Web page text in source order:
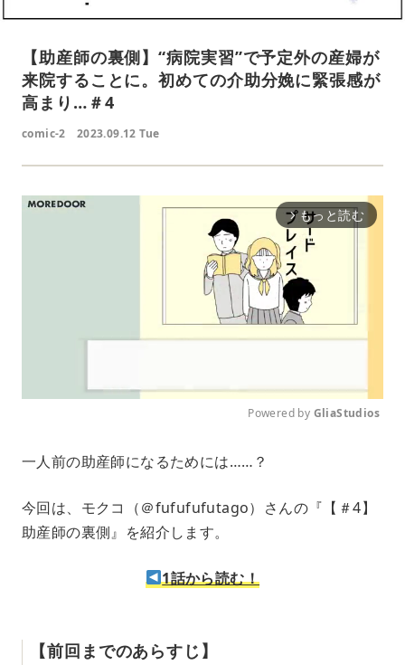
【助産師の裏側】“病院実習”で予定外の産婦が
来院することに。初めての介助分娩に緊張感が
高まり…＃4
comic-2 2023.09.12 Tue
arrow_forward_ios もっと読む
e
Powered by GliaStudios
一人前の助産師になるためには……？
今回は、モクコ（＠fufufufutago）さんの『【＃4】
助産師の裏側』を紹介します。
1話から読む！
【前回までのあらすじ】